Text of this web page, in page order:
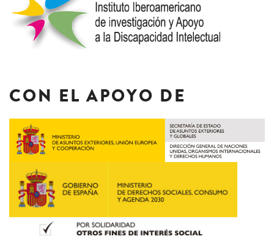
CON EL APOYO DE